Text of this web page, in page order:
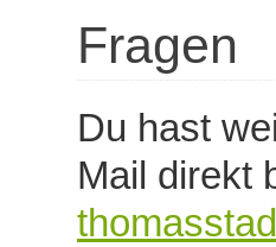
Fragen
Du hast
Mail direkt